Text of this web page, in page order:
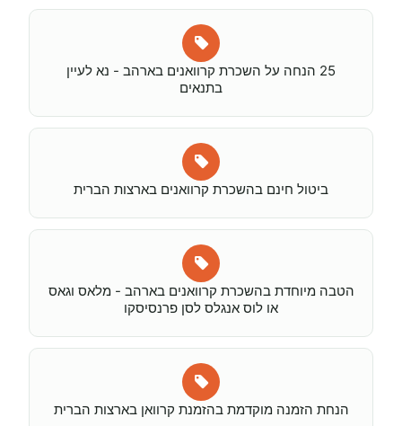
25 הנחה על השכרת קרוואנים בארהב - נא לעיין
בתנאים
ביטול חינם בהשכרת קרוואנים בארצות הברית
הטבה מיוחדת בהשכרת קרוואנים בארהב - מלאס וגאס
או לוס אנגלס לסן פרנסיסקו
הנחת הזמנה מוקדמת בהזמנת קרוואן בארצות הברית